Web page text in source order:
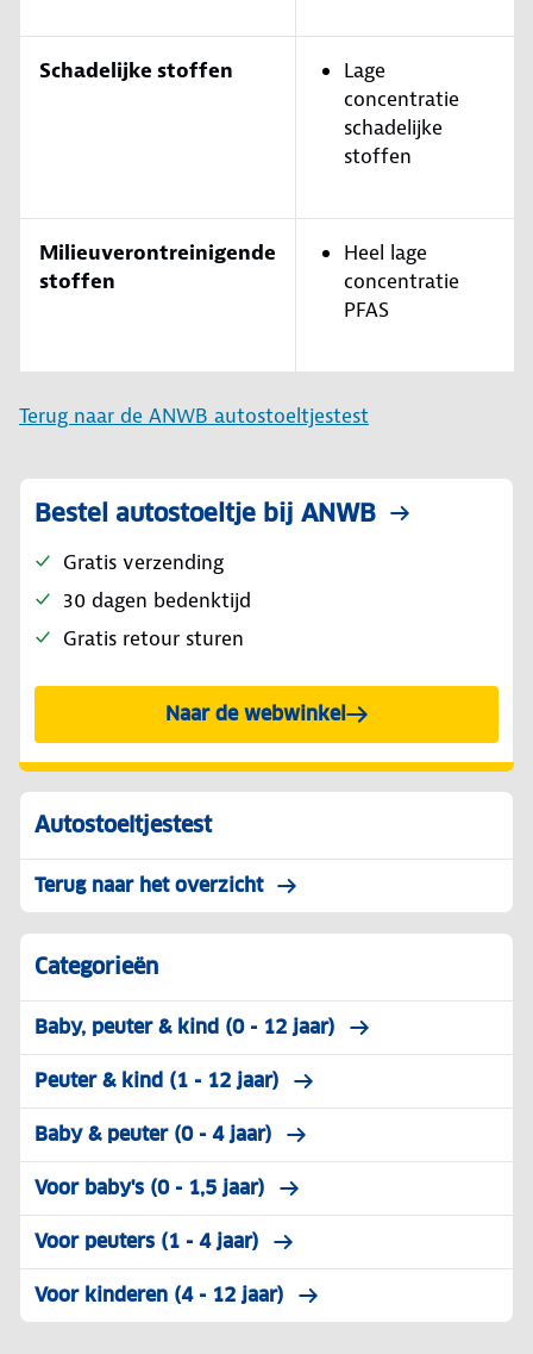
Schadelijke stoffen
Lage
concentratie
schadelijke
stoffen
Milieuverontreinigende
stoffen
Heel lage
concentratie
PFAS
Terug naar de ANWB autostoeltjestest
Bestel autostoeltje bij ANWB
Gratis verzending
30 dagen bedenktijd
Gratis retour sturen
Naar de webwinkel
Autostoeltjestest
Terug naar het overzicht
Categorieën
Baby, peuter & kind (0 - 12 jaar)
Peuter & kind (1 - 12 jaar)
Baby & peuter (0 - 4 jaar)
Voor baby's (0 - 1,5 jaar)
Voor peuters (1 - 4 jaar)
Voor kinderen (4 - 12 jaar)